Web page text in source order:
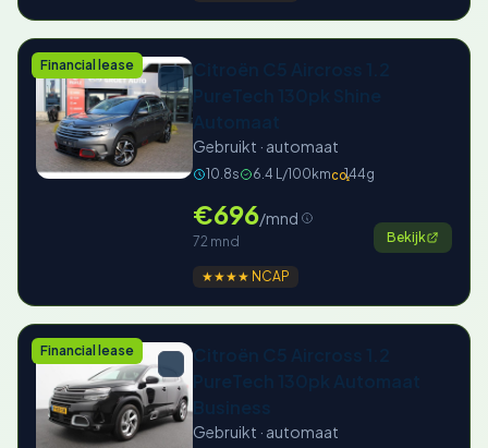
Financial lease
Gebruikt · automaat
10.8s 6.4 L/100kmCO₂144g
€696/mnd
72 mnd Bekijk
★★★★ NCAP
Financial lease
Gebruikt · automaat